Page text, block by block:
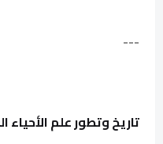
---
تاريخ وتطور علم الأحياء